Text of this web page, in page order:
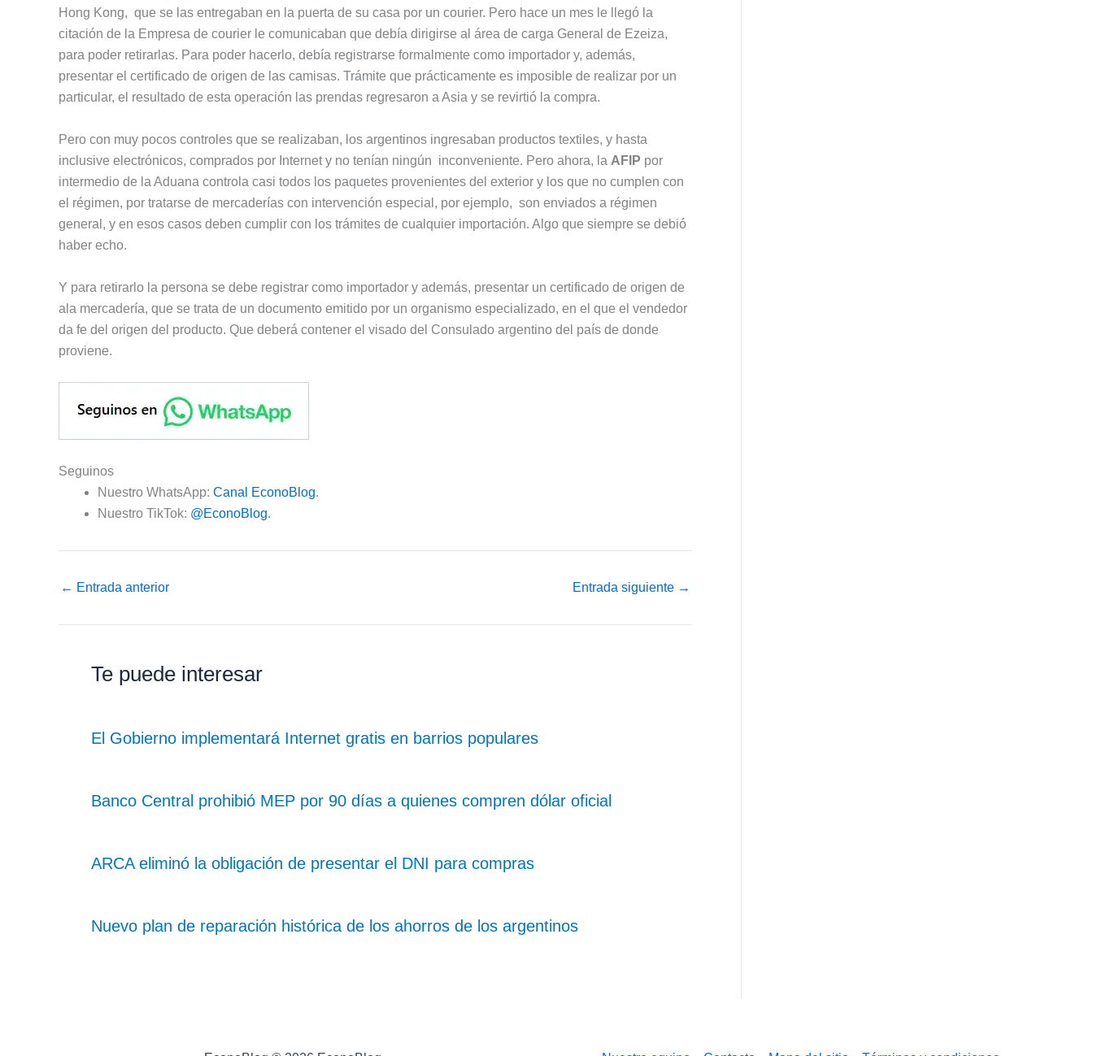
Hong Kong, que se las entregaban en la puerta de su casa por un courier. Pero hace un mes le llegó la
citación de la Empresa de courier le comunicaban que debía dirigirse al área de carga General de Ezeiza,
para poder retirarlas. Para poder hacerlo, debía registrarse formalmente como importador y, además,
presentar el certificado de origen de las camisas. Trámite que prácticamente es imposible de realizar por un
particular, el resultado de esta operación las prendas regresaron a Asia y se revirtió la compra.
Pero con muy pocos controles que se realizaban, los argentinos ingresaban productos textiles, y hasta
inclusive electrónicos, comprados por Internet y no tenían ningún inconveniente. Pero ahora, la AFIP por
intermedio de la Aduana controla casi todos los paquetes provenientes del exterior y los que no cumplen con
el régimen, por tratarse de mercaderías con intervención especial, por ejemplo, son enviados a régimen
general, y en esos casos deben cumplir con los trámites de cualquier importación. Algo que siempre se debió
haber echo.
Y para retirarlo la persona se debe registrar como importador y además, presentar un certificado de origen de
ala mercadería, que se trata de un documento emitido por un organismo especializado, en el que el vendedor
da fe del origen del producto. Que deberá contener el visado del Consulado argentino del país de donde
proviene.
Seguinos
Nuestro WhatsApp: Canal EconoBlog.
Nuestro TikTok: @EconoBlog.
← Entrada anterior Entrada siguiente →
Te puede interesar
El Gobierno implementará Internet gratis en barrios populares
Banco Central prohibió MEP por 90 días a quienes compren dólar oficial
ARCA eliminó la obligación de presentar el DNI para compras
Nuevo plan de reparación histórica de los ahorros de los argentinos